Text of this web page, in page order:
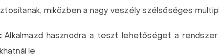
miközben a nagy veszély szélsőséges
Alkalmazd hasznodra a teszt lehetőséget a
le